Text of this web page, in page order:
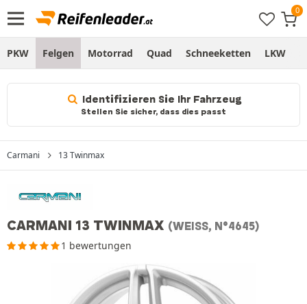
PKW Felgen Motorrad Quad Schneeketten LKW
Identifizieren Sie Ihr Fahrzeug
Stellen Sie sicher, dass dies passt
Carmani 13 Twinmax
CARMANI 13 TWINMAX (WEISS, N°4645)
1 bewertungen